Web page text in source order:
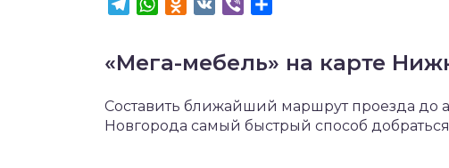
TelegramWhatsApp
Odnoklassniki
VK Viber
«Мега-мебель» на карте
Составить ближайший маршрут проезда до
Новгорода самый быстрый способ